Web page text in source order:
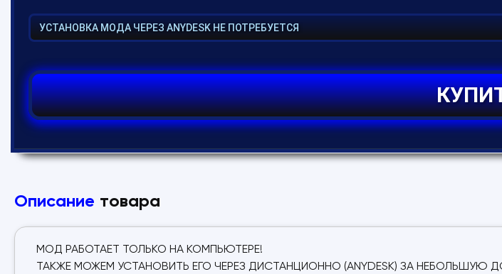
Описание товара
МОД РАБОТАЕТ ТОЛЬКО НА КОМПЬЮТЕРЕ!
ТАКЖЕ МОЖЕМ УСТАНОВИТЬ ЕГО ЧЕРЕЗ ДИСТАНЦИОННО (ANYDESK) ЗА НЕБОЛЬШУЮ